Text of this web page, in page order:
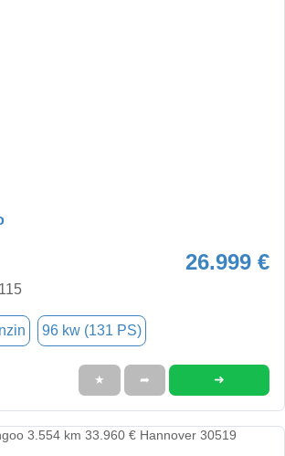
26.999 €
96 kw (131 PS)
★ ➦ ➜